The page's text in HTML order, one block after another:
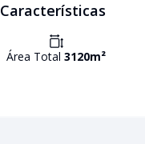
Características
Área Total 3120m²